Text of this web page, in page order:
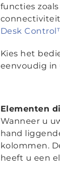
functies
Desk
Kies het
eenvoudig in
Elementen
Wanneer u
hand
kolommen.
heeft u een